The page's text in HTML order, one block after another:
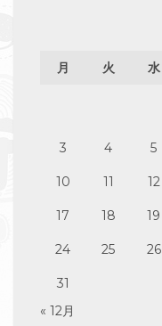
月 火 水
3 4 5
10 11 12
17 18 19
24 25 26
31
« 12月